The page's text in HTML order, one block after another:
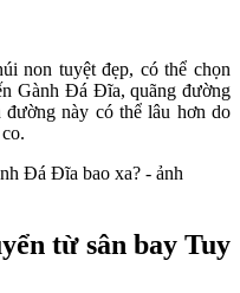
non tuyệt đẹp, có thể chọn
Gành Đá Đĩa, quãng đường
này có thể lâu hơn do
từ sân bay Tuy